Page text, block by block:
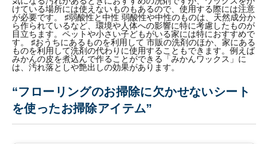
けている場所には使えないものもあるので、使用する際には注意
が必要です。 ♯弱酸性と中性 弱酸性や中性のものは、天然成分か
ら作られているなど、環境や人体への影響に特に考慮したものが
目立ちます。ペットや小さい子どもがいる家には特におすすめで
す。 ♯おうちにあるものを利用して 市販の洗剤のほか、家にある
ものを利用して洗剤の代わりに使用することもできます。例えば
みかんの皮を煮込んで作ることができる「みかんワックス」に
は、汚れ落としや艶出しの効果があります。
“フローリングのお掃除に欠かせないシート
を使ったお掃除アイテム”